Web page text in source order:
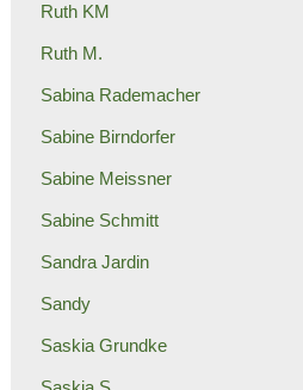
Ruth KM
Ruth M.
Sabina Rademacher
Sabine Birndorfer
Sabine Meissner
Sabine Schmitt
Sandra Jardin
Sandy
Saskia Grundke